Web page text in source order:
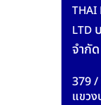
THAI
LTD
จำกัด
379 /
แขวง